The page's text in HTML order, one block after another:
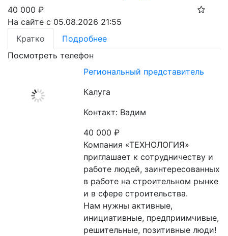
40 000 ₽
На сайте с 05.08.2026 21:55
Кратко
Подробнее
Посмотреть телефон
Региональный представитель
Калуга
Контакт: Вадим
40 000₽
Компания «ТЕХНОЛОГИЯ»
приглашает к сотрудничеству и
работе людей, заинтересованных
в работе на строительном рынке
и в сфере строительства.
Нам нужны активные,
инициативные, предприимчивые,
решительные, позитивные люди!